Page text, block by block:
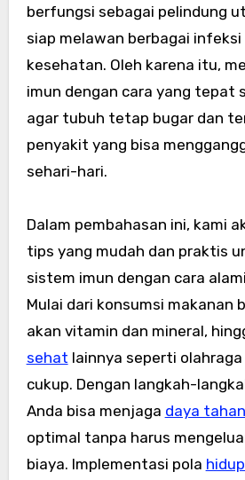
berfungsi sebagai pelindung
siap melawan berbagai infeksi
kesehatan. Oleh karena itu,
imun dengan cara yang tepat
agar tubuh tetap bugar dan
penyakit yang bisa
sehari-hari.
Dalam pembahasan ini, kami
tips yang mudah dan praktis
sistem imun dengan cara
Mulai dari konsumsi makanan
akan vitamin dan mineral,
sehat lainnya seperti
cukup. Dengan langkah-
Anda bisa menjaga daya tahan
optimal tanpa harus
biaya. Implementasi pola